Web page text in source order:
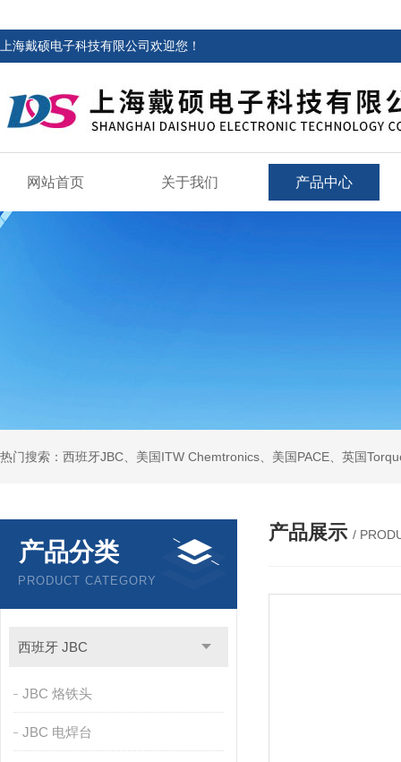
上海戴硕电子科技有限公司欢迎您！
网站首页 关于我们 产品中心
产品分类
PRODUCT CATEGORY
西班牙 JBC
JBC 烙铁头
JBC 电焊台
产品展示 /